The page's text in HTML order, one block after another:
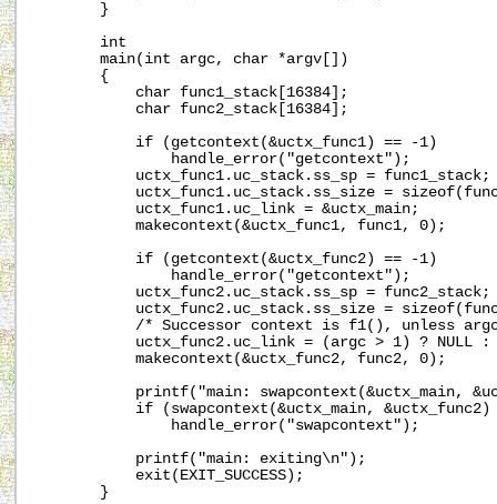
       }
       int
       main(int argc, char *argv[])
       {
           char func1_stack[16384];
           char func2_stack[16384];
           if (getcontext(&uctx_func1) == -1)
               handle_error("getcontext");
           uctx_func1.uc_stack.ss_sp = func1_stack;
uctx_func1.uc_stack.ss_size =
           uctx_func1.uc_link = &uctx_main;
           makecontext(&uctx_func1, func1, 0);
           if (getcontext(&uctx_func2) == -1)
               handle_error("getcontext");
           uctx_func2.uc_stack.ss_sp = func2_stack;
uctx_func2.uc_stack.ss_size =
/* Successor context is f1(), unless
uctx_func2.uc_link = (argc > 1) ? NULL :
           makecontext(&uctx_func2, func2, 0);
printf("main: swapcontext(&uctx_main,
if (swapcontext(&uctx_main, &uctx_func2)
               handle_error("swapcontext");
           printf("main: exiting\n");
           exit(EXIT_SUCCESS);
       }